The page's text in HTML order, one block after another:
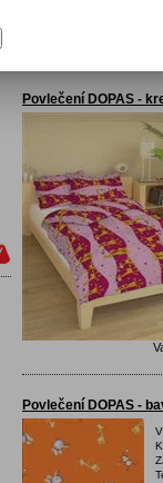
Povlečení DOPAS -
Povlečení DOPAS -